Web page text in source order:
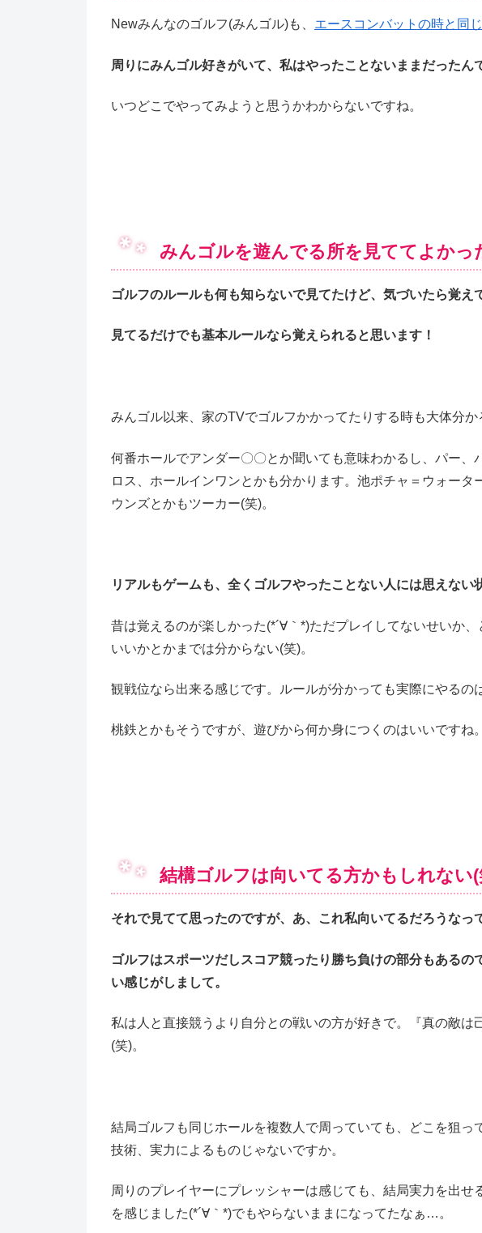
Newみんなのゴルフ(みんゴル)も、 エースコンバットの時と同
周りにみんゴル好きがいて、私はやったことないままだったん
いつどこでやってみようと思うかわからないですね。
みんゴルを遊んでる所を見ててよかっ
ゴルフのルールも何も知らないで見てたけど、気づいたら覚え
見てるだけでも基本ルールなら覚えられると思います！
みんゴル以来、家のTVでゴルフかかってたりする時も大体分か
何番ホールでアンダー〇〇とか聞いても意味わかるし、パー、
ロス、ホールインワンとかも分かります。池ポチャ＝ウォータ
ウンズとかもツーカー(笑)。
リアルもゲームも、全くゴルフやったことない人には思えない
昔は覚えるのが楽しかった(*´∀｀*)ただプレイしてないせいか
いいかとかまでは分からない(笑)。
観戦位なら出来る感じです。ルールが分かっても実際にやるの
桃鉄とかもそうですが、遊びから何か身につくのはいいですね。
結構ゴルフは向いてる方かもしれない(
それで見てて思ったのですが、あ、これ私向いてるだろうなっ
ゴルフはスポーツだしスコア競ったり勝ち負けの部分もあるの
い感じがしまして。
私は人と直接競うより自分との戦いの方が好きで。『真の敵は
(笑)。
結局ゴルフも同じホールを複数人で周っていても、どこを狙っ
技術、実力によるものじゃないですか。
周りのプレイヤーにプレッシャーは感じても、結局実力を出せ
を感じました(*´∀｀*)でもやらないままになってたなぁ…。